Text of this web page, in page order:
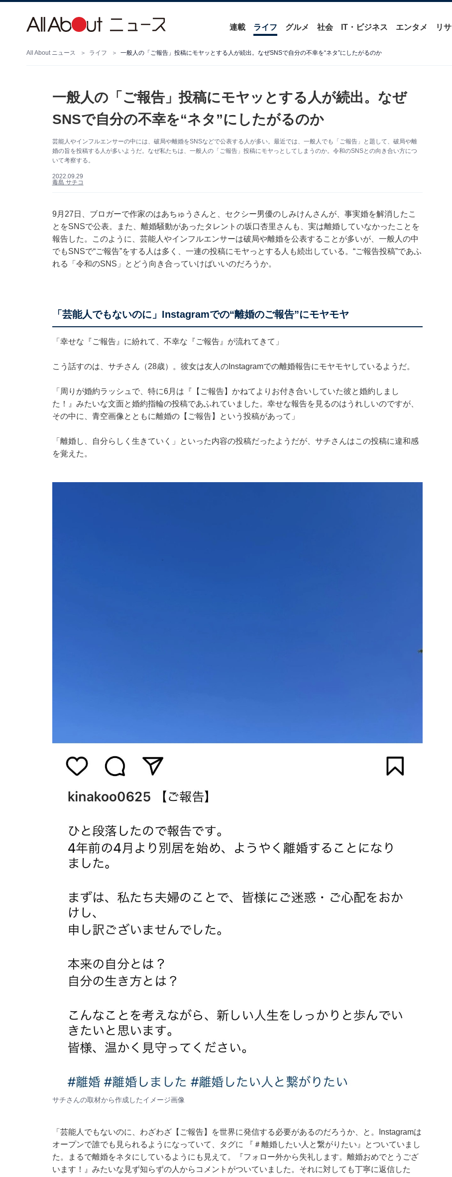
連載 ライフ グルメ 社会 IT・ビジネス エンタメ リ
All About ニュース ライフ 一般人の「ご報告」投稿にモヤッとする人が続出。なぜSNSで自分の不幸を“ネタ”にしたがるのか
一般人の「ご報告」投稿にモヤッとする人が続出。なぜ
SNSで自分の不幸を“ネタ”にしたがるのか
芸能人やインフルエンサーの中には、破局や離婚をSNSなどで公表する人が多い。最近では、一般人でも「ご報告」と題して、破局や離
婚の旨を投稿する人が多いようだ。なぜ私たちは、一般人の「ご報告」投稿にモヤっとしてしまうのか。令和のSNSとの向き合い方につ
いて考察する。
2022.09.29
毒島 サチコ
9月27日、ブロガーで作家のはあちゅうさんと、セクシー男優のしみけんさんが、事実婚を解消したこ
とをSNSで公表。また、離婚騒動があったタレントの坂口杏里さんも、実は離婚していなかったことを
報告した。このように、芸能人やインフルエンサーは破局や離婚を公表することが多いが、一般人の中
でもSNSで“ご報告”をする人は多く、一連の投稿にモヤっとする人も続出している。“ご報告投稿”であふ
れる「令和のSNS」とどう向き合っていけばいいのだろうか。
「芸能人でもないのに」Instagramでの“離婚のご報告”にモヤモヤ
「幸せな『ご報告』に紛れて、不幸な『ご報告』が流れてきて」
こう話すのは、サチさん（28歳）。彼女は友人のInstagramでの離婚報告にモヤモヤしているようだ。
「周りが婚約ラッシュで、特に6月は『【ご報告】かねてよりお付き合いしていた彼と婚約しまし
た！』みたいな文面と婚約指輪の投稿であふれていました。幸せな報告を見るのはうれしいのですが、
その中に、青空画像とともに離婚の【ご報告】という投稿があって」
「離婚し、自分らしく生きていく」といった内容の投稿だったようだが、サチさんはこの投稿に違和感
を覚えた。
サチさんの取材から作成したイメージ画像
「芸能人でもないのに、わざわざ【ご報告】を世界に発信する必要があるのだろうか、と。Instagramは
オープンで誰でも見られるようになっていて、タグに 『＃離婚したい人と繋がりたい』とついていまし
た。まるで離婚をネタにしているようにも見えて。『フォロー外から失礼します。離婚おめでとうござ
います！』みたいな見ず知らずの人からコメントがついていました。それに対しても丁寧に返信した